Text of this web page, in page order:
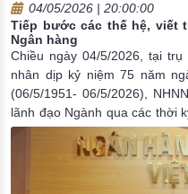
04/05/2026 | 20:00:00
Tiếp bước các thế hệ, viết
Ngân hàng
Chiều ngày 04/5/2026, tại
nhân dịp kỷ niệm 75 năm
(06/5/1951- 06/5/2026),
lãnh đạo Ngành qua các thời
hiện truyền thống “uống nước
lịch sử vẻ vang của ngành